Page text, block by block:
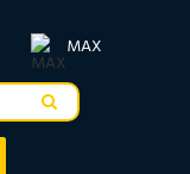
MAX